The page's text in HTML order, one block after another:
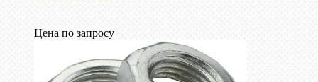
Цена по запросу